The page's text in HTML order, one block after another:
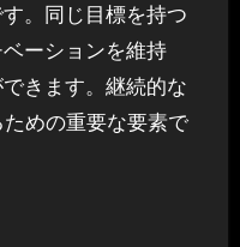
。同じ目標を持つ
ーションを維持
きます。継続的な
めの重要な要素で